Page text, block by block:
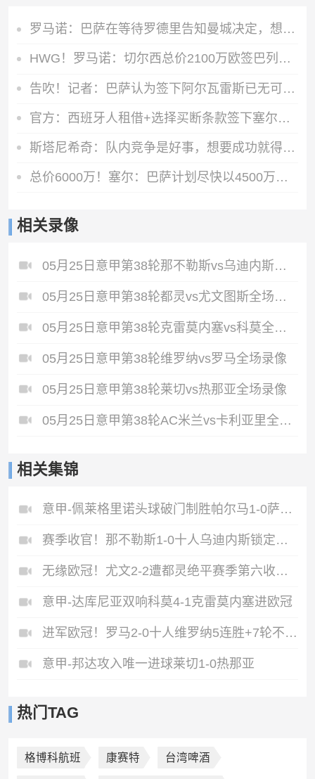
罗马诺：巴萨在等待罗德里告知曼城决定，想尽量快速推进以防意外
HWG！罗马诺：切尔西总价2100万欧签巴列卡诺28岁左后卫查瓦里亚
告吹！记者：巴萨认为签下阿尔瓦雷斯已无可能，正在寻找备选目标
官方：西班牙人租借+选择买断条款签下塞尔塔中卫乌奈·努涅斯
斯塔尼希奇：队内竞争是好事，想要成功就得拥有庞大阵容
总价6000万！塞尔：巴萨计划尽快以4500万欧+1500万报价罗德里
相关录像
05月25日意甲第38轮那不勒斯vs乌迪内斯全场录像
05月25日意甲第38轮都灵vs尤文图斯全场录像
05月25日意甲第38轮克雷莫内塞vs科莫全场录像
05月25日意甲第38轮维罗纳vs罗马全场录像
05月25日意甲第38轮莱切vs热那亚全场录像
05月25日意甲第38轮AC米兰vs卡利亚里全场录像
相关集锦
意甲-佩莱格里诺头球破门制胜帕尔马1-0萨索洛
赛季收官！那不勒斯1-0十人乌迪内斯锁定第二丁丁助攻霍伊伦制胜
无缘欧冠！尤文2-2遭都灵绝平赛季第六收官将战欧联DV9双响
意甲-达库尼亚双响科莫4-1克雷莫内塞进欧冠
进军欧冠！罗马2-0十人维罗纳5连胜+7轮不败第3收官迪巴拉2助攻
意甲-邦达攻入唯一进球莱切1-0热那亚
热门TAG
格博科航班 康赛特 台湾啤酒